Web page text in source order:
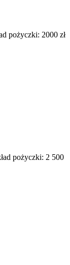
pożyczki: 2000 zł
pożyczki: 2 500